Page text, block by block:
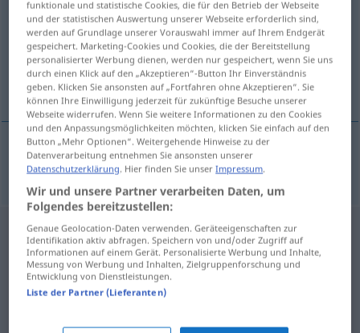
Übersicht aller Übersetzungen
(Für mehr Details die Übersetzung anklicken/antippen)
foto de perfil
fotofdeperfil Profilfoto in sozialen Netzwerken
funktionale und statistische Cookies, die für den Betrieb der Webseite
und der statistischen Auswertung unserer Webseite erforderlich sind,
werden auf Grundlage unserer Vorauswahl immer auf Ihrem Endgerät
gespeichert. Marketing-Cookies und Cookies, die der Bereitstellung
personalisierter Werbung dienen, werden nur gespeichert, wenn Sie uns
durch einen Klick auf den „Akzeptieren“-Button Ihr Einverständnis
geben. Klicken Sie ansonsten auf „Fortfahren ohne Akzeptieren“. Sie
können Ihre Einwilligung jederzeit für zukünftige Besuche unserer
Webseite widerrufen. Wenn Sie weitere Informationen zu den Cookies
und den Anpassungsmöglichkeiten möchten, klicken Sie einfach auf den
Button „Mehr Optionen“. Weitergehende Hinweise zu der
Datenverarbeitung entnehmen Sie ansonsten unserer
Datenschutzerklärung. Hier finden Sie unserImpressum.
Wir und unsere Partner verarbeiten Daten, um
Folgendes bereitzustellen:
Genaue Geolocation-Daten verwenden. Geräteeigenschaften zur
Identifikation aktiv abfragen. Speichern von und/oder Zugriff auf
Informationen auf einem Gerät. Personalisierte Werbung und Inhalte,
Messung von Werbung und Inhalten, Zielgruppenforschung und
Entwicklung von Dienstleistungen.
Liste der Partner (Lieferanten)